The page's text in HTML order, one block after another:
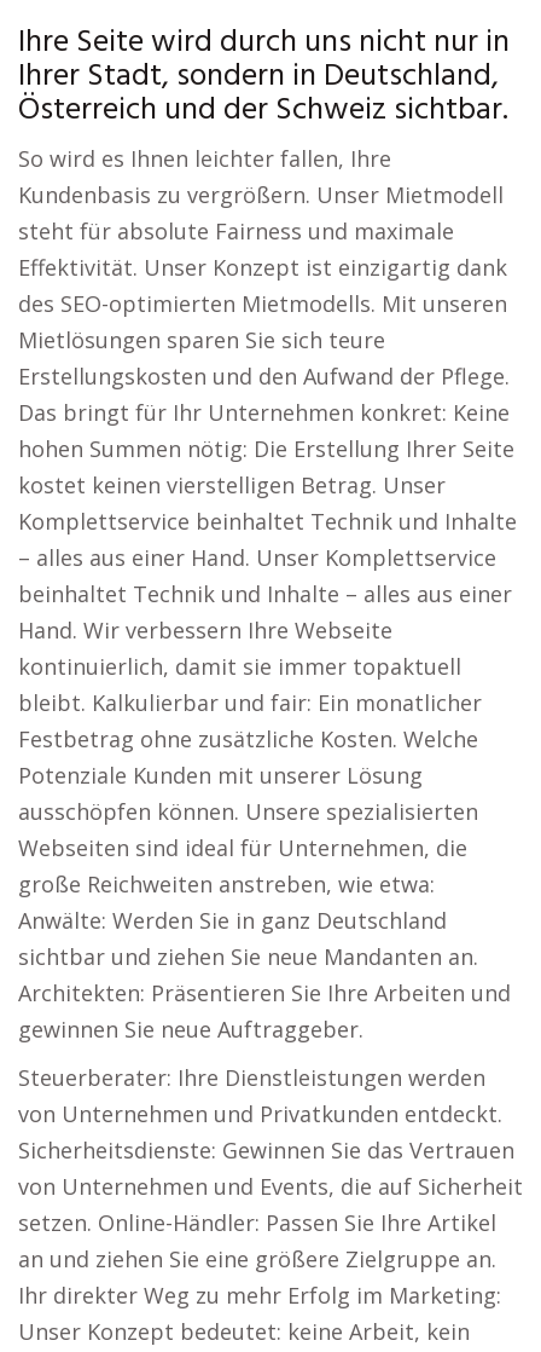
Ihre Seite wird durch uns nicht nur in
Ihrer Stadt, sondern in Deutschland,
Österreich und der Schweiz sichtbar.
So wird es Ihnen leichter fallen, Ihre
Kundenbasis zu vergrößern. Unser Mietmodell
steht für absolute Fairness und maximale
Effektivität. Unser Konzept ist einzigartig dank
des SEO-optimierten Mietmodells. Mit unseren
Mietlösungen sparen Sie sich teure
Erstellungskosten und den Aufwand der Pflege.
Das bringt für Ihr Unternehmen konkret: Keine
hohen Summen nötig: Die Erstellung Ihrer Seite
kostet keinen vierstelligen Betrag. Unser
Komplettservice beinhaltet Technik und Inhalte
– alles aus einer Hand. Unser Komplettservice
beinhaltet Technik und Inhalte – alles aus einer
Hand. Wir verbessern Ihre Webseite
kontinuierlich, damit sie immer topaktuell
bleibt. Kalkulierbar und fair: Ein monatlicher
Festbetrag ohne zusätzliche Kosten. Welche
Potenziale Kunden mit unserer Lösung
ausschöpfen können. Unsere spezialisierten
Webseiten sind ideal für Unternehmen, die
große Reichweiten anstreben, wie etwa:
Anwälte: Werden Sie in ganz Deutschland
sichtbar und ziehen Sie neue Mandanten an.
Architekten: Präsentieren Sie Ihre Arbeiten und
gewinnen Sie neue Auftraggeber.
Steuerberater: Ihre Dienstleistungen werden
von Unternehmen und Privatkunden entdeckt.
Sicherheitsdienste: Gewinnen Sie das Vertrauen
von Unternehmen und Events, die auf Sicherheit
setzen. Online-Händler: Passen Sie Ihre Artikel
an und ziehen Sie eine größere Zielgruppe an.
Ihr direkter Weg zu mehr Erfolg im Marketing:
Unser Konzept bedeutet: keine Arbeit, kein